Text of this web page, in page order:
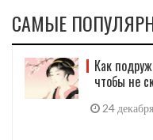
САМЫЕ
Как
чтобы не
24